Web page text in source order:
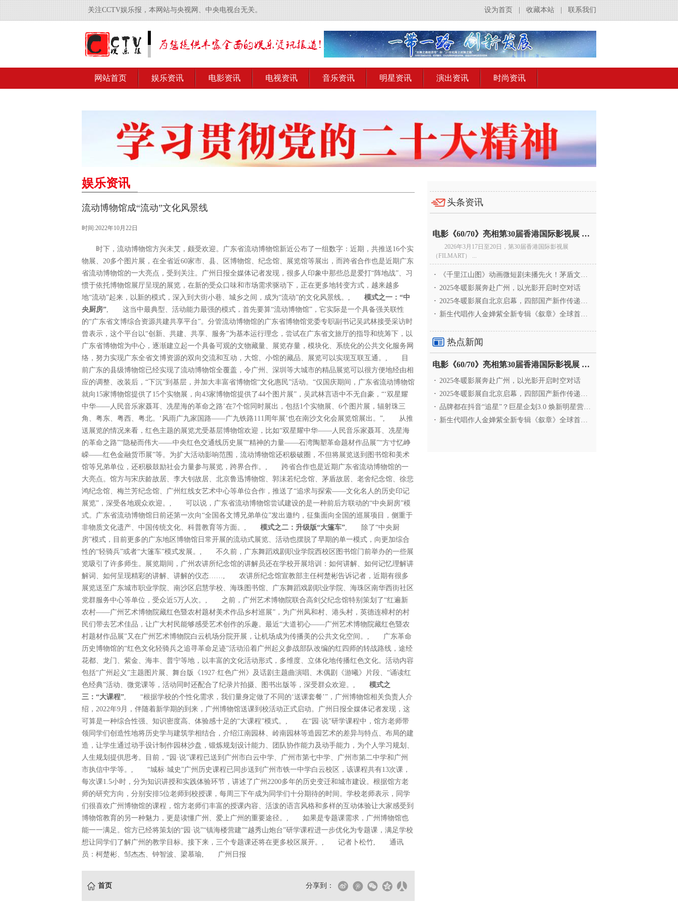
关注CCTV娱乐报，本网站与央视网、中央电视台无关。 联系我们
收藏本站
设为首页
网站首页 娱乐资讯 电影资讯 电视资讯 音乐资讯 明星资讯 演出资讯 时尚资讯
娱乐资讯
流动博物馆成“流动”文化风景线
时间:2022年10月22日
时下，流动博物馆方兴未艾，颇受欢迎。广东省流动博物馆新近公布了一组数字：近期，共推送16个实
物展、20多个图片展，在全省近60家市、县、区博物馆、纪念馆、展览馆等展出，而跨省合作也是近期广东
省流动博物馆的一大亮点，受到关注。广州日报全媒体记者发现，很多人印象中那些总是爱打“阵地战”、习
惯于依托博物馆展厅呈现的展览，在新的受众口味和市场需求驱动下，正在更多地转变方式，越来越多
地“流动”起来，以新的模式，深入到大街小巷、城乡之间，成为“流动”的文化风景线。, 模式之一：“中
央厨房”, 这当中最典型、活动能力最强的模式，首先要算“流动博物馆”，它实际是一个具备强关联性
的“广东省文博综合资源共建共享平台”。分管流动博物馆的广东省博物馆党委专职副书记吴武林接受采访时
曾表示，这个平台以“创新、共建、共享、服务”为基本运行理念，尝试在广东省文旅厅的指导和统筹下，以
广东省博物馆为中心，逐渐建立起一个具备可观的文物藏量、展览存量，模块化、系统化的公共文化服务网
络，努力实现广东全省文博资源的双向交流和互动，大馆、小馆的藏品、展览可以实现互联互通。, 目
前广东的县级博物馆已经实现了流动博物馆全覆盖，令广州、深圳等大城市的精品展览可以很方便地经由相
应的调整、改装后，“下沉”到基层，并加大丰富省博物馆“文化惠民”活动。“仅国庆期间，广东省流动博物馆
就向15家博物馆提供了15个实物展，向43家博物馆提供了44个图片展”，吴武林言语中不无自豪，“‘双星耀
中华——人民音乐家聂耳、冼星海的革命之路’在7个馆同时展出，包括1个实物展、6个图片展，辐射珠三
角、粤东、粤西、粤北。‘风雨广九家国路——广九铁路111周年展’也在南沙文化会展览馆展出。”, 从推
送展览的情况来看，红色主题的展览尤受基层博物馆欢迎，比如“双星耀中华——人民音乐家聂耳、冼星海
的革命之路”“隐秘而伟大——中央红色交通线历史展”“精神的力量——石湾陶塑革命题材作品展”“方寸忆峥
嵘——红色金融货币展”等。为扩大活动影响范围，流动博物馆还积极破圈，不但将展览送到图书馆和美术
馆等兄弟单位，还积极鼓励社会力量参与展览，跨界合作。, 跨省合作也是近期广东省流动博物馆的一
大亮点。馆方与宋庆龄故居、李大钊故居、北京鲁迅博物馆、郭沫若纪念馆、茅盾故居、老舍纪念馆、徐悲
鸿纪念馆、梅兰芳纪念馆、广州红线女艺术中心等单位合作，推送了“追求与探索——文化名人的历史印记
展览”，深受各地观众欢迎。, 可以说，广东省流动博物馆尝试建设的是一种前后方联动的“中央厨房”模
式。广东省流动博物馆日前还第一次向“全国各文博兄弟单位”发出邀约，征集面向全国的巡展项目，侧重于
非物质文化遗产、中国传统文化、科普教育等方面。, 模式之二：升级版“大篷车”, 除了“中央厨
房”模式，目前更多的广东地区博物馆日常开展的流动式展览、活动也摆脱了早期的单一模式，向更加综合
性的“轻骑兵”或者“大篷车”模式发展。, 不久前，广东舞蹈戏剧职业学院西校区图书馆门前举办的一些展
览吸引了许多师生。展览期间，广州农讲所纪念馆的讲解员还在学校开展培训：如何讲解、如何记忆理解讲
解词、如何呈现精彩的讲解、讲解的仪态……, 农讲所纪念馆宣教部主任柯楚彬告诉记者，近期有很多
展览送至广东城市职业学院、南沙区启慧学校、海珠图书馆、广东舞蹈戏剧职业学院、海珠区南华西街社区
党群服务中心等单位，受众近5万人次。, 之前，广州艺术博物院联合高剑父纪念馆特别策划了“红遍新
农村——广州艺术博物院藏红色暨农村题材美术作品乡村巡展”，为广州凤和村、港头村，英德连樟村的村
民们带去艺术佳品，让广大村民能够感受艺术创作的乐趣。最近“大道初心——广州艺术博物院藏红色暨农
村题材作品展”又在广州艺术博物院白云机场分院开展，让机场成为传播美的公共文化空间。, 广东革命
历史博物馆的“红色文化轻骑兵之追寻革命足迹”活动沿着广州起义参战部队改编的红四师的转战路线，途经
花都、龙门、紫金、海丰、普宁等地，以丰富的文化活动形式，多维度、立体化地传播红色文化。活动内容
包括“广州起义”主题图片展、舞台版《1927·红色广州》及话剧主题曲演唱、木偶剧《游曦》片段、“诵读红
色经典”活动、微党课等，活动同时还配合了纪录片拍摄、图书出版等，深受群众欢迎。, 模式之
三：“大课程”, “根据学校的个性化需求，我们量身定做了不同的‘送课套餐’”，广州博物馆相关负责人介
绍，2022年9月，伴随着新学期的到来，广州博物馆送课到校活动正式启动。广州日报全媒体记者发现，这
可算是一种综合性强、知识密度高、体验感十足的“大课程”模式。, 在“园·说”研学课程中，馆方老师带
领同学们创造性地将历史学与建筑学相结合，介绍江南园林、岭南园林等造园艺术的差异与特点、布局的建
造，让学生通过动手设计制作园林沙盘，锻炼规划设计能力、团队协作能力及动手能力，为个人学习规划、
人生规划提供思考。目前，“园·说”课程已送到广州市白云中学、广州市第七中学、广州市第二中学和广州
市执信中学等。, “城标·城史”广州历史课程已同步送到广州市铁一中学白云校区，该课程共有13次课，
每次课1.5小时，分为知识讲授和实践体验环节，讲述了广州2200多年的历史变迁和城市建设。根据馆方老
师的研究方向，分别安排5位老师到校授课，每周三下午成为同学们十分期待的时间。学校老师表示，同学
们很喜欢广州博物馆的课程，馆方老师们丰富的授课内容、活泼的语言风格和多样的互动体验让大家感受到
博物馆教育的另一种魅力，更是读懂广州、爱上广州的重要途径。, 如果是专题课需求，广州博物馆也
能一一满足。馆方已经将策划的“园·说”“镇海楼营建”“越秀山炮台”研学课程进一步优化为专题课，满足学校
想让同学们了解广州的教学目标。接下来，三个专题课还将在更多校区展开。, 记者卜松竹, 通讯
员：柯楚彬、邹杰杰、钟智波、梁慕瑜, 广州日报
首页 分享到：
头条资讯
电影《60/70》亮相第30届香港国际影视展 冲刺戛纳备
2026年3月17日至20日，第30届香港国际影视展
（FILMART） ...
·
《千里江山图》动画微短剧未播先火！茅盾文学奖IP首
· 2025冬暖影展奔赴广州，以光影开启时空对话
· 2025冬暖影展自北京启幕，四部国产新作传递银幕温情
· 新生代唱作人金婵紫全新专辑《叙章》全球首发，颠覆
热点新闻
电影《60/70》亮相第30届香港国际影视展 冲刺戛纳备
· 2025冬暖影展奔赴广州，以光影开启时空对话
· 2025冬暖影展自北京启幕，四部国产新作传递银幕温情
· 品牌都在抖音“追星”？巨星企划3.0 焕新明星营销，让
· 新生代唱作人金婵紫全新专辑《叙章》全球首发，颠覆